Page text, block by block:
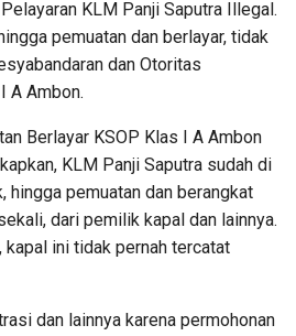
KLM Panji Saputra Illegal.
pemuatan dan berlayar, tidak
dan Otoritas
A Ambon.
Berlayar KSOP Klas I A Ambon
KLM Panji Saputra sudah di
pemuatan dan berangkat
dari pemilik kapal dan lainnya.
kapal ini tidak pernah tercatat
dan lainnya karena permohonan